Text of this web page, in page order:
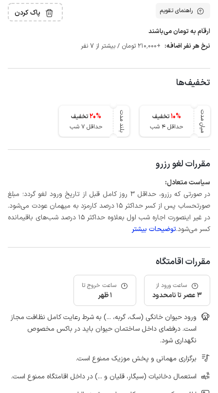
راهنمای تقویم پاک کردن
ارقام به تومان می‌باشند
نرخ هر نفر اضافه: +210٬000 تومان / بیشتر از 7 نفر
تخفیف‌ها
میان مدت 10%
تخفیف
حداقل 4 شب
بلند مدت 20%
تخفیف
حداقل 7 شب
مقررات لغو رزرو
سیاست متعادل:
در صورتی که رزرو، حداقل 3 روز کامل قبل از تاریخ ورود لغو گردد؛ مبلغ
صورتحساب پس از کسر حداکثر 15 درصد کارمزد به میهمان عودت می‌شود.
در غیر اینصورت اجاره شب اول بعلاوه حداکثر 15 درصد شب‌های باقیمانده
کسر می‌شود.توضیحات بیشتر
مقررات اقامتگاه
ساعت ورود از
3 عصر تا نامحدود
ساعت خروج تا
1 ظهر
ورود حیوان خانگی (سگ، گربه، ...) به شرط رعایت کامل نظافت مجاز
است. درفضای داخل ساختمان حیوان باید در باکس مخصوص
نگهداری شود.
برگزاری مهمانی و پخش موزیک ممنوع است.
استعمال دخانیات (سیگار، قلیان و ...) در داخل اقامتگاه ممنوع است.